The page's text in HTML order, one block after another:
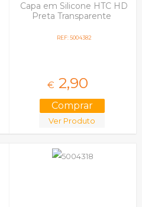
Capa em Silicone HTC HD
Preta Transparente
REF: 5004382
€ 2,90
Ver Produto